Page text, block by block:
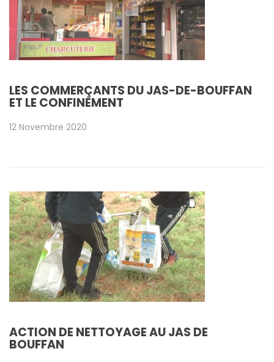
LES COMMERÇANTS DU JAS-DE-BOUFFAN
ET LE CONFINEMENT
12 Novembre 2020
ACTION DE NETTOYAGE AU JAS DE
BOUFFAN